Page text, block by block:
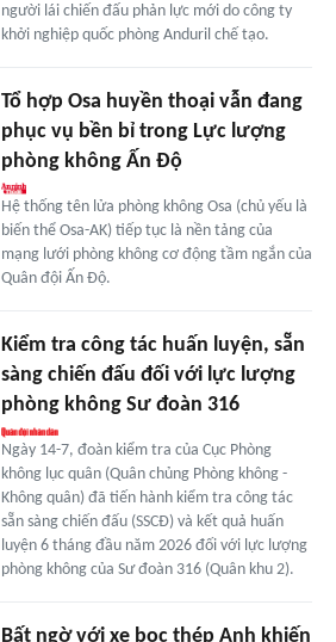
người lái chiến đấu phản lực mới do công ty
khởi nghiệp quốc phòng Anduril chế tạo.
Tổ hợp Osa huyền thoại vẫn đang
phục vụ bền bỉ trong Lực lượng
phòng không Ấn Độ
Hệ thống tên lửa phòng không Osa (chủ yếu là
biến thể Osa-AK) tiếp tục là nền tảng của
mạng lưới phòng không cơ động tầm ngắn của
Quân đội Ấn Độ.
Kiểm tra công tác huấn luyện, sẵn
sàng chiến đấu đối với lực lượng
phòng không Sư đoàn 316
Ngày 14-7, đoàn kiểm tra của Cục Phòng
không lục quân (Quân chủng Phòng không -
Không quân) đã tiến hành kiểm tra công tác
sẵn sàng chiến đấu (SSCĐ) và kết quả huấn
luyện 6 tháng đầu năm 2026 đối với lực lượng
phòng không của Sư đoàn 316 (Quân khu 2).
Bất ngờ với xe bọc thép Anh khiến